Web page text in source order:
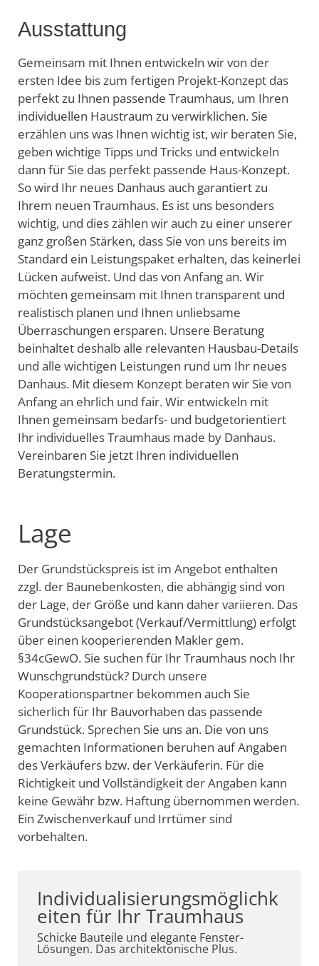
Ausstattung
Gemeinsam mit Ihnen entwickeln wir von der
ersten Idee bis zum fertigen Projekt-Konzept das
perfekt zu Ihnen passende Traumhaus, um Ihren
individuellen Haustraum zu verwirklichen. Sie
erzählen uns was Ihnen wichtig ist, wir beraten Sie,
geben wichtige Tipps und Tricks und entwickeln
dann für Sie das perfekt passende Haus-Konzept.
So wird Ihr neues Danhaus auch garantiert zu
Ihrem neuen Traumhaus. Es ist uns besonders
wichtig, und dies zählen wir auch zu einer unserer
ganz großen Stärken, dass Sie von uns bereits im
Standard ein Leistungspaket erhalten, das keinerlei
Lücken aufweist. Und das von Anfang an. Wir
möchten gemeinsam mit Ihnen transparent und
realistisch planen und Ihnen unliebsame
Überraschungen ersparen. Unsere Beratung
beinhaltet deshalb alle relevanten Hausbau-Details
und alle wichtigen Leistungen rund um Ihr neues
Danhaus. Mit diesem Konzept beraten wir Sie von
Anfang an ehrlich und fair. Wir entwickeln mit
Ihnen gemeinsam bedarfs- und budgetorientiert
Ihr individuelles Traumhaus made by Danhaus.
Vereinbaren Sie jetzt Ihren individuellen
Beratungstermin.
Lage
Der Grundstückspreis ist im Angebot enthalten
zzgl. der Baunebenkosten, die abhängig sind von
der Lage, der Größe und kann daher variieren. Das
Grundstücksangebot (Verkauf/Vermittlung) erfolgt
über einen kooperierenden Makler gem.
§34cGewO. Sie suchen für Ihr Traumhaus noch Ihr
Wunschgrundstück? Durch unsere
Kooperationspartner bekommen auch Sie
sicherlich für Ihr Bauvorhaben das passende
Grundstück. Sprechen Sie uns an. Die von uns
gemachten Informationen beruhen auf Angaben
des Verkäufers bzw. der Verkäuferin. Für die
Richtigkeit und Vollständigkeit der Angaben kann
keine Gewähr bzw. Haftung übernommen werden.
Ein Zwischenverkauf und Irrtümer sind
vorbehalten.
Individualisierungsmöglichk
eiten für Ihr Traumhaus
Schicke Bauteile und elegante Fenster-
Lösungen. Das architektonische Plus.